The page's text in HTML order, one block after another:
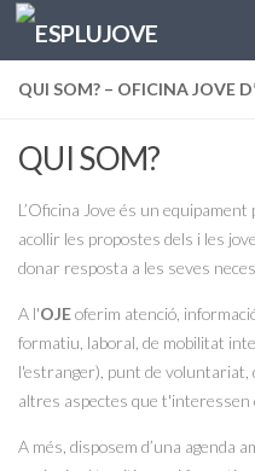
Skip to content
QUI SOM? – OFICINA JOVE
QUI SOM?
L’Oficina Jove és un
acollir les propostes dels i les
donar resposta a les seves
A l'OJEoferim atenció,
formatiu, laboral, de mobilitat
l'estranger), punt de voluntariat,
altres aspectes que t'interessen
A més, disposem d’una agenda